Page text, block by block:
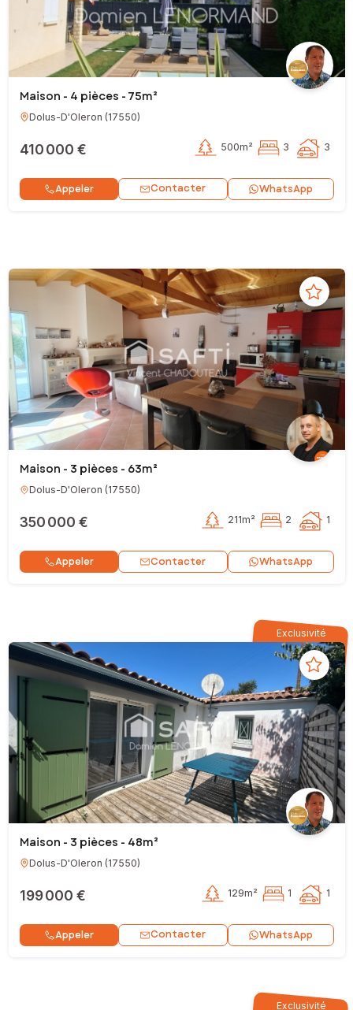
Maison - 4 pièces - 75m²
Dolus-D'Oleron (17550)
410 000 € 500m² 3 3
Appeler Contacter WhatsApp
Maison - 3 pièces - 63m²
Dolus-D'Oleron (17550)
350 000 € 211m² 2 1
Appeler Contacter WhatsApp
Exclusivité
Maison - 3 pièces - 48m²
Dolus-D'Oleron (17550)
199 000 € 129m² 1 1
Appeler Contacter WhatsApp
Exclusivité